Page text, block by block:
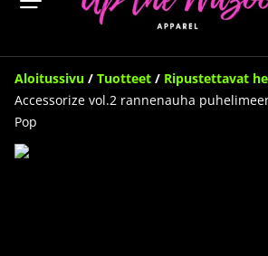
Aloitussivu / Tuotteet / Ripustettavat
Accessorize vol.2 rannenauha
Pop